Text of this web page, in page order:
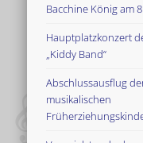
Bacchine König am
Hauptplatzkonzert
„Kiddy Band“
Abschlussausflug
musikalischen